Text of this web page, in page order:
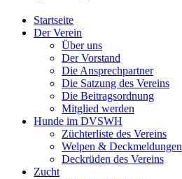
Startseite
Der Verein
Über uns
Der Vorstand
Die Ansprechpartner
Die Satzung des Vereins
Die Beitragsordnung
Mitglied werden
Hunde im DVSWH
Züchterliste des Vereins
Welpen & Deckmeldungen
Deckrüden des Vereins
Zucht